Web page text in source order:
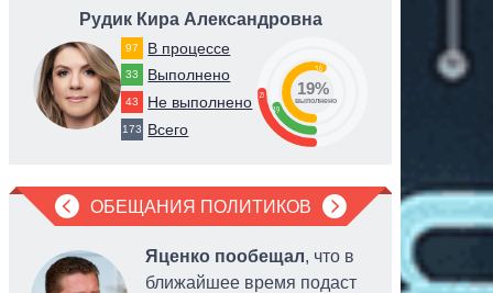
Рудик Кира Александровна
97 В процессе
33 Выполнено
43 Не выполнено
173 Всего
25
19
56
19%
выполнено
ОБЕЩАНИЯ ПОЛИТИКОВ
Яценко пообещал, что в
ближайшее время подаст